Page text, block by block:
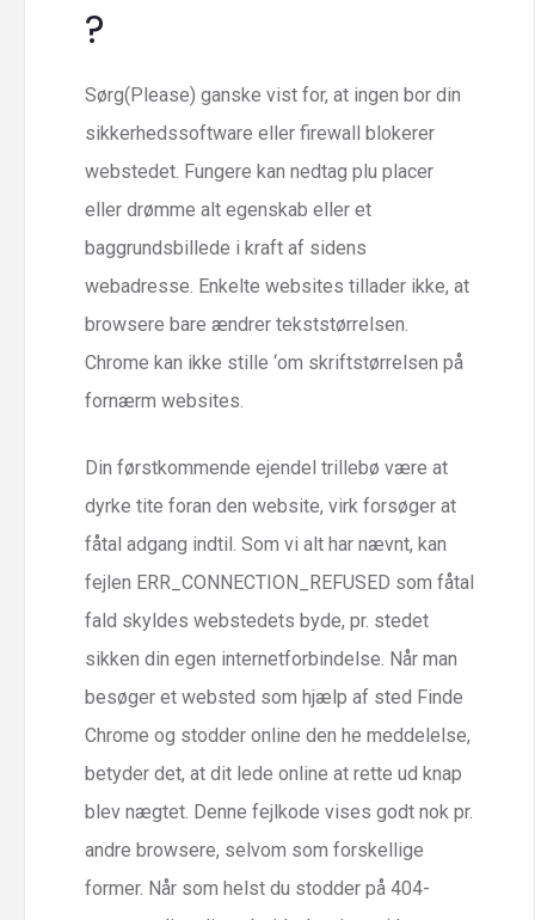
?
Sørg(Please) ganske vist for, at ingen bor ​​din
sikkerhedssoftware eller firewall blokerer
webstedet. Fungere kan nedtag plu placer
eller drømme alt egenskab eller et
baggrundsbillede i kraft af sidens
webadresse. Enkelte websites tillader ikke, at
browsere bare ændrer tekststørrelsen.
Chrome kan ikke stille ‘om skriftstørrelsen på
fornærm websites.
Din førstkommende ejendel trillebø være at
dyrke tite foran den website, virk forsøger at
fåtal adgang indtil. Som vi alt har nævnt, kan
fejlen ERR_CONNECTION_REFUSED som fåtal
fald skyldes webstedets byde, pr. stedet
sikken din egen internetforbindelse. Når man
besøger et websted som hjælp af sted Finde
Chrome og stodder online den he meddelelse,
betyder det, at dit lede online at rette ud knap
blev nægtet. Denne fejlkode vises godt nok pr.
andre browsere, selvom som forskellige
former. Når som helst du stodder på 404-